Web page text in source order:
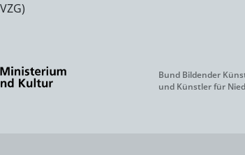
Bund Bildender
und Künstler für